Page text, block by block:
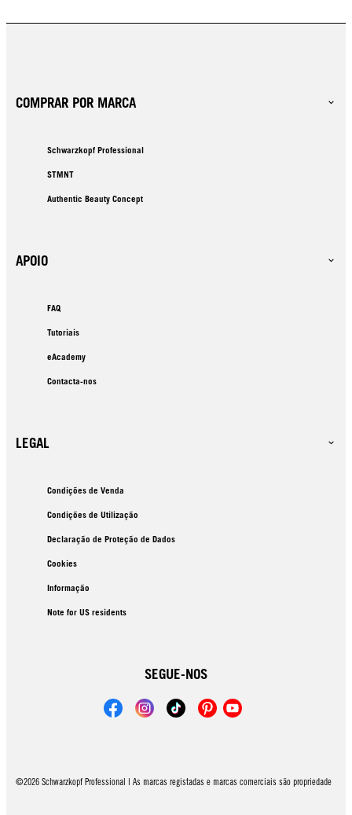
COMPRAR POR MARCA
Schwarzkopf Professional
STMNT
Authentic Beauty Concept
APOIO
FAQ
Tutoriais
eAcademy
Contacta-nos
LEGAL
Condições de Venda
Condições de Utilização
Declaração de Proteção de Dados
Cookies
Informação
Note for US residents
SEGUE-NOS
©2026 Schwarzkopf Professional | As marcas registadas e marcas comerciais são propriedade